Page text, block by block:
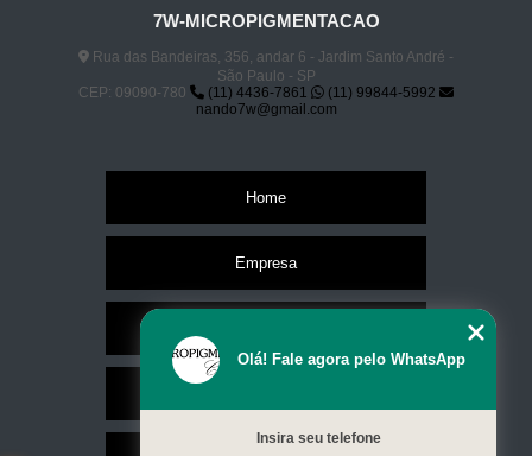
7W-MICROPIGMENTACAO
Rua das Bandeiras, 356, andar 6 - Jardim Santo André -
São Paulo - SP
CEP: 09090-780
(11) 4436-7861
(11) 99844-5992
nando7w@gmail.com
Home
Empresa
Olá! Fale agora pelo WhatsApp
Insira seu telefone